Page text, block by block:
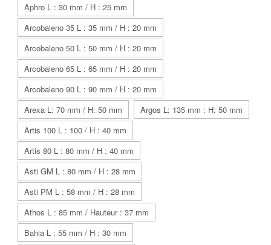
Aphro L : 30 mm / H : 25 mm
Arcobaleno 35 L : 35 mm / H : 20 mm
Arcobaleno 50 L : 50 mm / H : 20 mm
Arcobaleno 65 L : 65 mm / H : 20 mm
Arcobaleno 90 L : 90 mm / H : 20 mm
Arexa L: 70 mm / H: 50 mm
Argos L: 135 mm : H: 50 mm
Artis 100 L : 100 / H : 40 mm
Artis 80 L : 80 mm / H : 40 mm
Asti GM L : 80 mm / H : 28 mm
Asti PM L : 58 mm / H : 28 mm
Athos L : 85 mm / Hauteur : 37 mm
Bahia L : 55 mm / H : 30 mm